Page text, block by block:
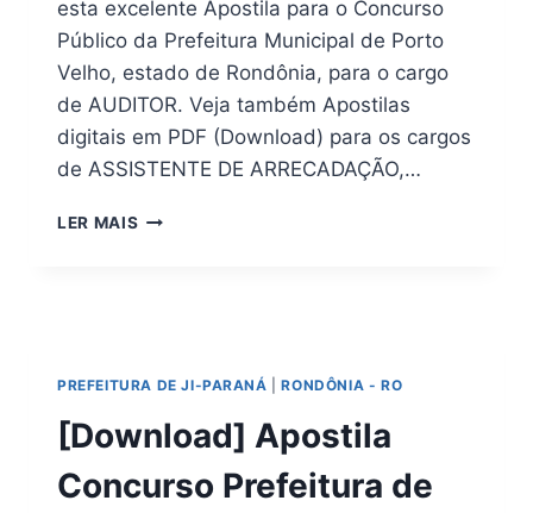
esta excelente Apostila para o Concurso
Público da Prefeitura Municipal de Porto
Velho, estado de Rondônia, para o cargo
de AUDITOR. Veja também Apostilas
digitais em PDF (Download) para os cargos
de ASSISTENTE DE ARRECADAÇÃO,…
LER MAIS DOWNLOAD
VELHO
RO
PREFEITURA DE JI-PARANÁ |RONDÔNIA - RO
[Download] Apostila
Concurso Prefeitura de